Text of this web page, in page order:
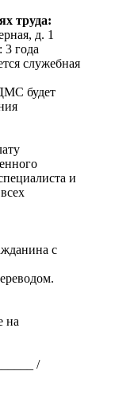
труда:
д. 1
3 года
служебная
будет
и
с
на
/